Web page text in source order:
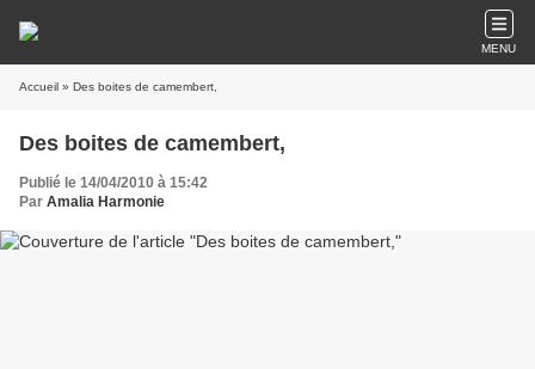
MENU
Accueil » Des boites de camembert,
Des boites de camembert,
Publié le 14/04/2010 à 15:42
Par Amalia Harmonie